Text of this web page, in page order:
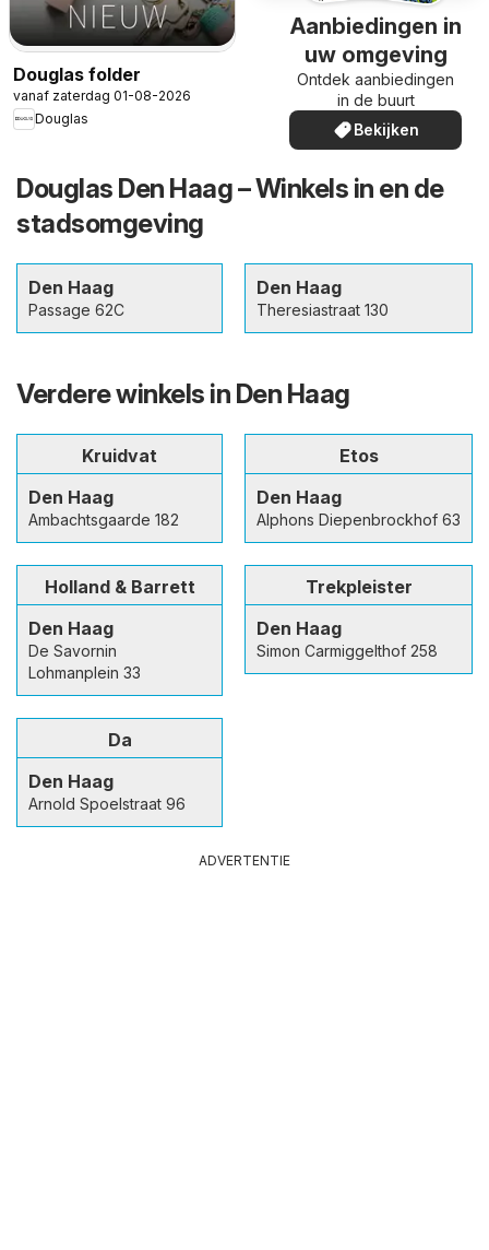
Douglas folder
vanaf zaterdag 01-08-2026
Douglas
Aanbiedingen in
uw omgeving
Ontdek aanbiedingen
in de buurt
Bekijken
Douglas Den Haag – Winkels in en de
stadsomgeving
Den Haag
Passage 62C
Den Haag
Theresiastraat 130
Verdere winkels in Den Haag
Kruidvat
Den Haag
Ambachtsgaarde 182
Etos
Den Haag
Alphons Diepenbrockhof 63
Holland & Barrett
Den Haag
De Savornin
Lohmanplein 33
Trekpleister
Den Haag
Simon Carmiggelthof 258
Da
Den Haag
Arnold Spoelstraat 96
ADVERTENTIE